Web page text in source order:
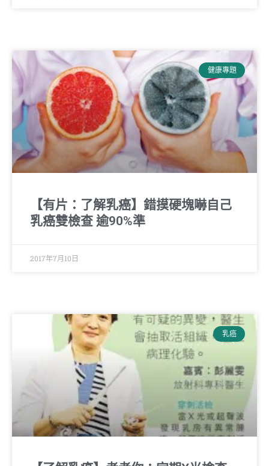
健康專題
【有片：了解乳癌】錯摸硬塊嚇自己
乳癌雙檢查 逾90%準
2017年7月10日
乳癌